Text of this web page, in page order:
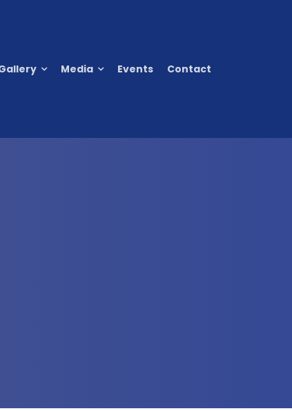
Media Events Contact